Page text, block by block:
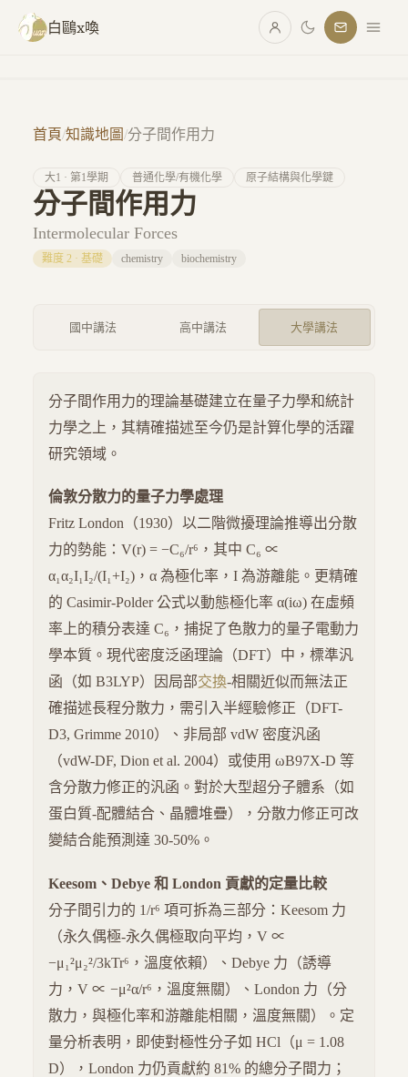
跳至主要內容
白鷗x喚
首頁/知識地圖/分子間作用力
大1 · 第1學期 普通化學/有機化學 原子結構與化學鍵
分子間作用力
Intermolecular Forces
難度 2 · 基礎 chemistry biochemistry
國中講法 高中講法 大學講法
分子間作用力的理論基礎建立在量子力學和統計
力學之上，其精確描述至今仍是計算化學的活躍
研究領域。
倫敦分散力的量子力學處理
Fritz London（1930）以二階微擾理論推導出分散
力的勢能：V(r) = −C₆/r⁶，其中 C₆ ∝
α₁α₂I₁I₂/(I₁+I₂)，α 為極化率，I 為游離能。更精確
的 Casimir-Polder 公式以動態極化率 α(iω) 在虛頻
率上的積分表達 C₆，捕捉了色散力的量子電動力
學本質。現代密度泛函理論（DFT）中，標準汎
函（如 B3LYP）因局部交換-相關近似而無法正
確描述長程分散力，需引入半經驗修正（DFT-
D3, Grimme 2010）、非局部 vdW 密度汎函
（vdW-DF, Dion et al. 2004）或使用 ωB97X-D 等
含分散力修正的汎函。對於大型超分子體系（如
蛋白質-配體結合、晶體堆疊），分散力修正可改
變結合能預測達 30-50%。
Keesom、Debye 和 London 貢獻的定量比較
分子間引力的 1/r⁶ 項可拆為三部分：Keesom 力
（永久偶極-永久偶極取向平均，V ∝
−μ₁²μ₂²/3kTr⁶，溫度依賴）、Debye 力（誘導
力，V ∝ −μ²α/r⁶，溫度無關）、London 力（分
散力，與極化率和游離能相關，溫度無關）。定
量分析表明，即使對極性分子如 HCl（μ = 1.08
D），London 力仍貢獻約 81% 的總分子間力；